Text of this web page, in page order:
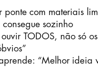
ponte com materiais
consegue sozinho
ouvir TODOS, não só os
“Melhor ideia